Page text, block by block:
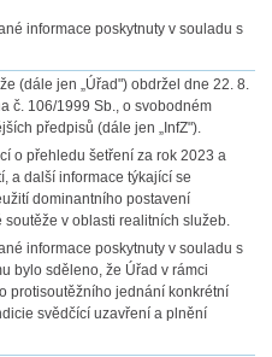
informace poskytnuty v souladu s
(dále jen „Úřad") obdržel dne 22. 8.
č. 106/1999 Sb., o svobodném
předpisů (dále jen „InfZ").
o přehledu šetření za rok 2023 a
a další informace týkající se
dominantního postavení
v oblasti realitních služeb.
informace poskytnuty v souladu s
bylo sděleno, že Úřad v rámci
protisoutěžního jednání konkrétní
svědčící uzavření a plnění